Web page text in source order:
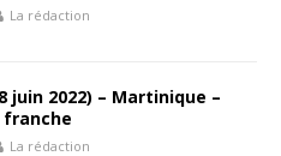
La rédaction
juin 2022) – Martinique –
La rédaction